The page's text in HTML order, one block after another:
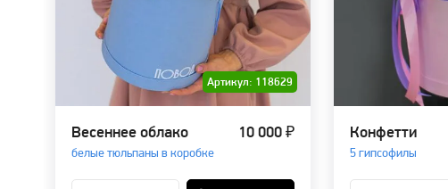
Артикул: 118629
Весеннее облако
белые тюльпаны в коробке
10 000 ₽ Конфетти
5 гипсофилы